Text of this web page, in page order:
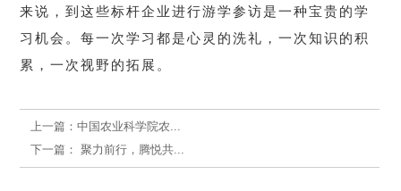
来说，到这些标杆企业进行游学参访是一种宝贵的学
习机会。每一次学习都是心灵的洗礼，一次知识的积
累，一次视野的拓展。
上一篇：中国农业科学院农...
下一篇： 聚力前行，腾悦共...